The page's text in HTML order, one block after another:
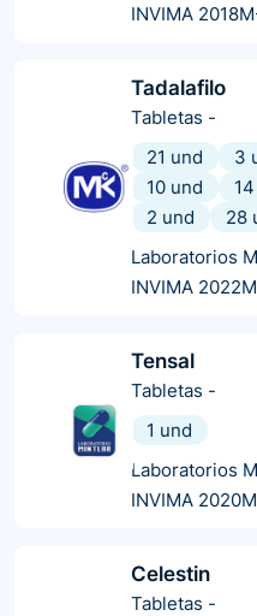
INVIMA
Tadalafilo
Tabletas -
21 und
3
10 und
2 und
28
Laboratorios
INVIMA
Tensal
Tabletas -
1 und
Laboratorios
INVIMA
Celestin
Tabletas -